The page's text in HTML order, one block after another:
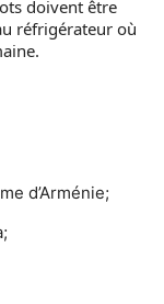
doivent être
réfrigérateur où
d’Arménie;